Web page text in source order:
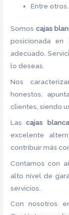
Entre otros.
Somos cajas
posicionada
adecuado.
lo deseas.
Nos
honestos,
clientes, siendo
Lascajas
excelente
contribuir más
Contamos con
alto nivel de
servicios.
Con nosotros